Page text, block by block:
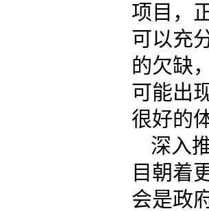
项目，
可以充
的欠缺
可能出
很好的
深入
目朝着
会是政